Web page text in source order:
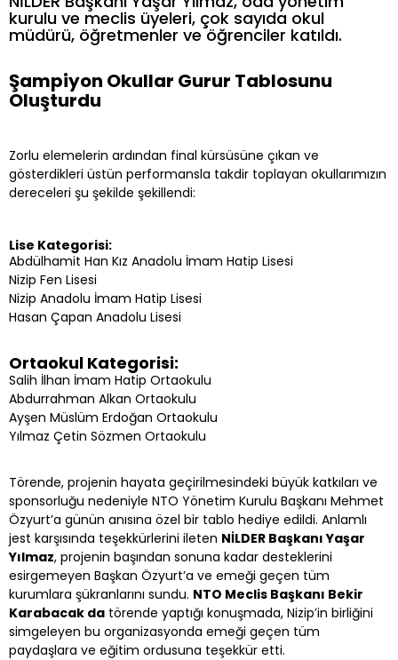
kurulu ve meclis üyeleri, çok sayıda okul
müdürü, öğretmenler ve öğrenciler katıldı.
Şampiyon Okullar Gurur Tablosunu
Oluşturdu
Zorlu elemelerin ardından final kürsüsüne çıkan ve
gösterdikleri üstün performansla takdir toplayan okullarımızın
dereceleri şu şekilde şekillendi:
Lise Kategorisi:
Abdülhamit Han Kız Anadolu İmam Hatip Lisesi
Nizip Fen Lisesi
Nizip Anadolu İmam Hatip Lisesi
Hasan Çapan Anadolu Lisesi
Ortaokul Kategorisi:
Salih İlhan İmam Hatip Ortaokulu
Abdurrahman Alkan Ortaokulu
Ayşen Müslüm Erdoğan Ortaokulu
Yılmaz Çetin Sözmen Ortaokulu
Törende, projenin hayata geçirilmesindeki büyük katkıları ve
sponsorluğu nedeniyle NTO Yönetim Kurulu Başkanı Mehmet
Özyurt’a günün anısına özel bir tablo hediye edildi. Anlamlı
jest karşısında teşekkürlerini ileten NİLDER Başkanı Yaşar
Yılmaz, projenin başından sonuna kadar desteklerini
esirgemeyen Başkan Özyurt’a ve emeği geçen tüm
kurumlara şükranlarını sundu. NTO Meclis Başkanı Bekir
Karabacak da törende yaptığı konuşmada, Nizip’in birliğini
simgeleyen bu organizasyonda emeği geçen tüm
paydaşlara ve eğitim ordusuna teşekkür etti.